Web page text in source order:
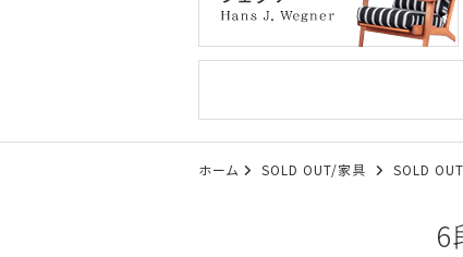
ホーム SOLD OUT/家具 SOLD
6